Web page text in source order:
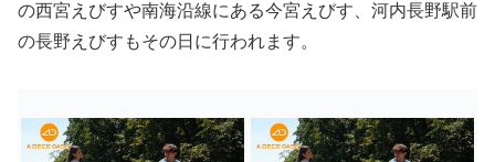
の西宮えびすや南海沿線にある今宮えびす、河内長野駅前
の長野えびすもその日に行われます。